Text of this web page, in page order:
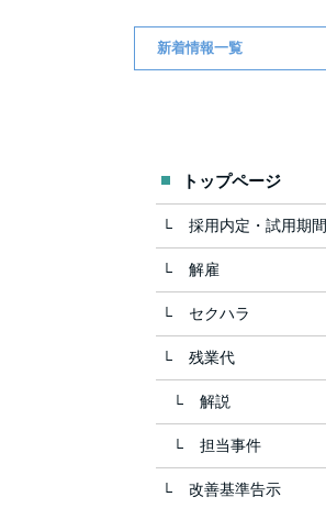
新着情報一覧
トップページ
採用内定・試用期間
解雇
セクハラ
残業代
解説
担当事件
改善基準告示